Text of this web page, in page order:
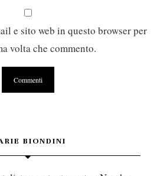
e sito web in questo browser per
volta che commento.
BIONDINI